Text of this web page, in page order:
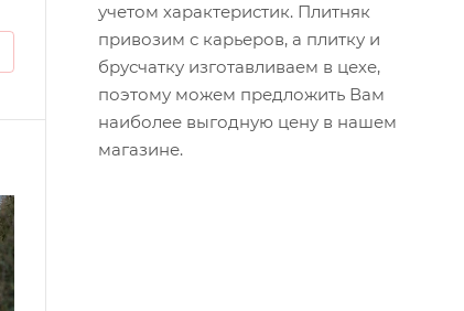
учетом характеристик. Плитняк
привозим с карьеров, а плитку и
брусчатку изготавливаем в цехе,
поэтому можем предложить Вам
наиболее выгодную цену в нашем
магазине.